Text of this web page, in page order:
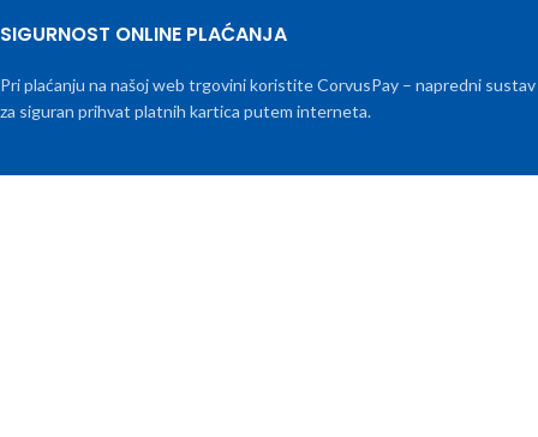
SIGURNOST ONLINE PLAĆANJA
Pri plaćanju na našoj web trgovini koristite CorvusPay – napredni sustav
za siguran prihvat platnih kartica putem interneta.